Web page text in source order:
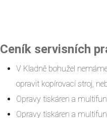
Ceník servisních
V Kladně bohužel
opravit kopírovací stroj,
Opravy tiskáren a
Opravy tiskáren a